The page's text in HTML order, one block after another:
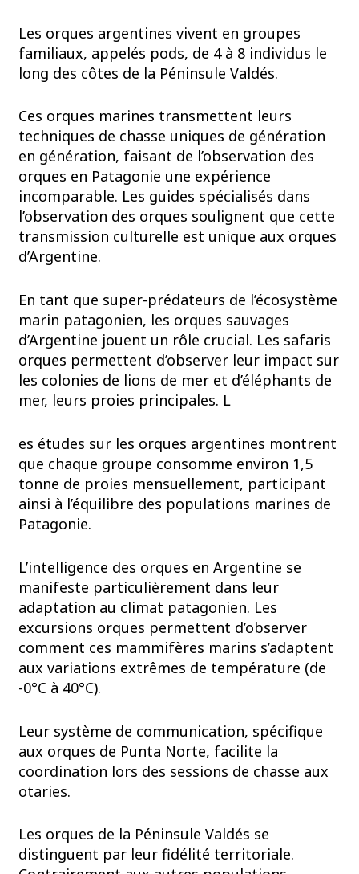
Les orques argentines vivent en groupes
familiaux, appelés pods, de 4 à 8 individus le
long des côtes de la Péninsule Valdés.
Ces orques marines transmettent leurs
techniques de chasse uniques de génération
en génération, faisant de l’observation des
orques en Patagonie une expérience
incomparable. Les guides spécialisés dans
l’observation des orques soulignent que cette
transmission culturelle est unique aux orques
d’Argentine.
En tant que super-prédateurs de l’écosystème
marin patagonien, les orques sauvages
d’Argentine jouent un rôle crucial. Les safaris
orques permettent d’observer leur impact sur
les colonies de lions de mer et d’éléphants de
mer, leurs proies principales. L
es études sur les orques argentines montrent
que chaque groupe consomme environ 1,5
tonne de proies mensuellement, participant
ainsi à l’équilibre des populations marines de
Patagonie.
L’intelligence des orques en Argentine se
manifeste particulièrement dans leur
adaptation au climat patagonien. Les
excursions orques permettent d’observer
comment ces mammifères marins s’adaptent
aux variations extrêmes de température (de
-0°C à 40°C).
Leur système de communication, spécifique
aux orques de Punta Norte, facilite la
coordination lors des sessions de chasse aux
otaries.
Les orques de la Péninsule Valdés se
distinguent par leur fidélité territoriale.